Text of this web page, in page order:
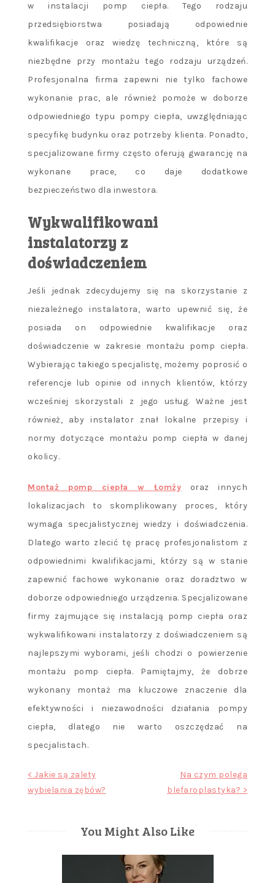
w instalacji pomp ciepła. Tego rodzaju
przedsiębiorstwa posiadają odpowiednie
kwalifikacje oraz wiedzę techniczną, które są
niezbędne przy montażu tego rodzaju urządzeń.
Profesjonalna firma zapewni nie tylko fachowe
wykonanie prac, ale również pomoże w doborze
odpowiedniego typu pompy ciepła, uwzględniając
specyfikę budynku oraz potrzeby klienta. Ponadto,
specjalizowane firmy często oferują gwarancję na
wykonane prace, co daje dodatkowe
bezpieczeństwo dla inwestora.
Wykwalifikowani
instalatorzy z
doświadczeniem
Jeśli jednak zdecydujemy się na skorzystanie z
niezależnego instalatora, warto upewnić się, że
posiada on odpowiednie kwalifikacje oraz
doświadczenie w zakresie montażu pomp ciepła.
Wybierając takiego specjalistę, możemy poprosić o
referencje lub opinie od innych klientów, którzy
wcześniej skorzystali z jego usług. Ważne jest
również, aby instalator znał lokalne przepisy i
normy dotyczące montażu pomp ciepła w danej
okolicy.
Montaż pomp ciepła w Łomży oraz innych
lokalizacjach to skomplikowany proces, który
wymaga specjalistycznej wiedzy i doświadczenia.
Dlatego warto zlecić tę pracę profesjonalistom z
odpowiednimi kwalifikacjami, którzy są w stanie
zapewnić fachowe wykonanie oraz doradztwo w
doborze odpowiedniego urządzenia. Specjalizowane
firmy zajmujące się instalacją pomp ciepła oraz
wykwalifikowani instalatorzy z doświadczeniem są
najlepszymi wyborami, jeśli chodzi o powierzenie
montażu pomp ciepła. Pamiętajmy, że dobrze
wykonany montaż ma kluczowe znaczenie dla
efektywności i niezawodności działania pompy
ciepła, dlatego nie warto oszczędzać na
specjalistach.
Nawigacja
wpisu
< Jakie są zalety
wybielania zębów?
Na czym polega
blefaroplastyka? >
You Might Also Like